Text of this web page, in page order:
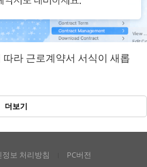
라 근로계약서 서식이 새롭
더보기
정보 처리방침 PC버전